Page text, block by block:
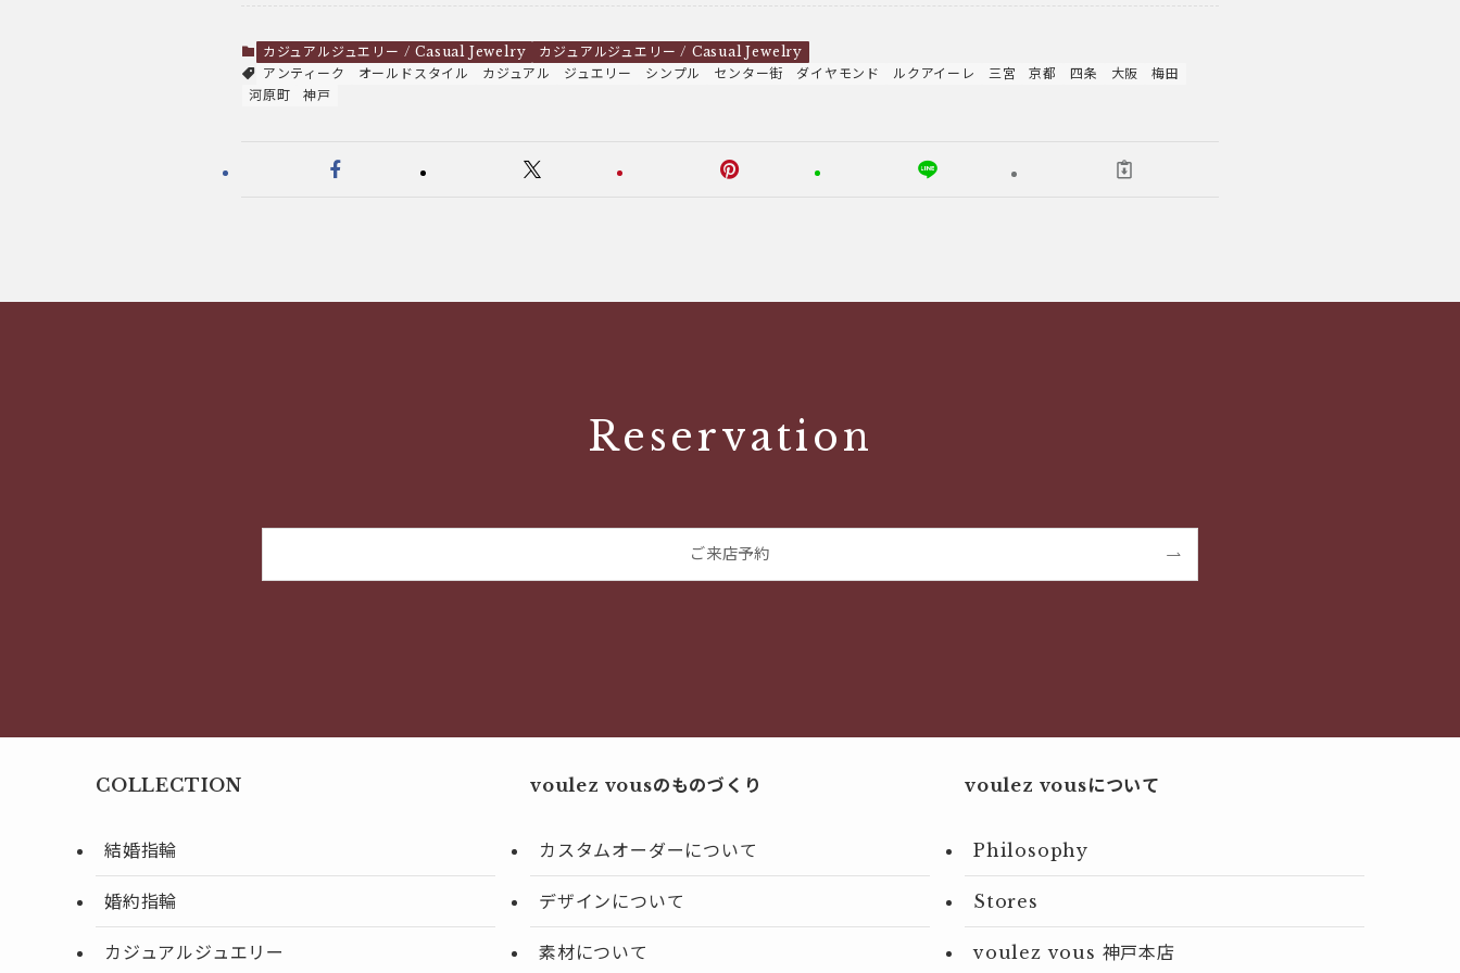
カジュアルジュエリー / Casual Jewelry
カジュアルジュエリー / Casual Jewelry
アンティーク
オールドスタイル カジュアル ジュエリー シンプル センター街 ダイヤモンド ルクアイーレ 三宮 京都 四条 大阪
梅田
河原町
神戸
Reservation
ご来店予約
COLLECTION
結婚指輪
婚約指輪
カジュアルジュエリー
voulez vousのものづくり
カスタムオーダーについて
デザインについて
素材について
voulez vousについて
Philosophy
Stores
voulez vous 神戸本店